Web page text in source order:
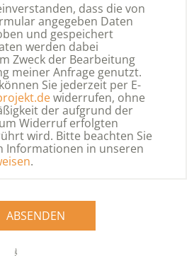
dass die von
angegeben Daten
und gespeichert
werden dabei
Zweck der Bearbeitung
meiner Anfrage genutzt.
Sie jederzeit per E-
widerrufen, ohne
der aufgrund der
Widerruf erfolgten
wird. Bitte beachten Sie
Informationen in unseren
.
ABSENDEN